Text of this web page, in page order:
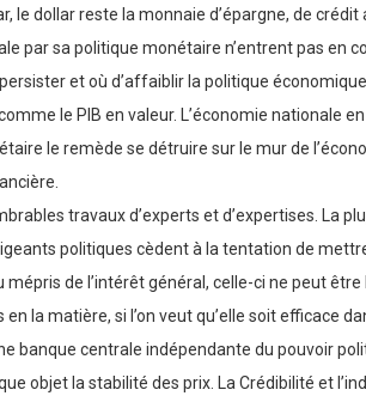
le dollar reste la monnaie d’épargne, de
par sa politique monétaire n’entrent pas en
et où d’affaiblir la politique
le PIB en valeur. L’économie nationale
le remède se détruire sur le mur de
travaux d’experts et d’expertises. La
politiques cèdent à la tentation de
de l’intérêt général, celle-ci ne peut être
la matière, si l’on veut qu’elle soit efficace
banque centrale indépendante du pouvoir
objet la stabilité des prix. La Crédibilité et